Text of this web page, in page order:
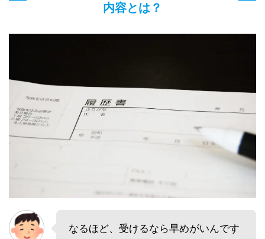
内容とは？
なるほど、受けるなら早めがいんです